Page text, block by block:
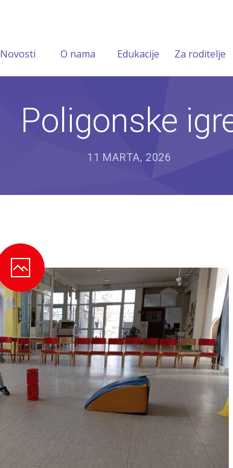
Novosti O nama Edukacije Za roditelje
Poligonske
11 MARTA, 2026